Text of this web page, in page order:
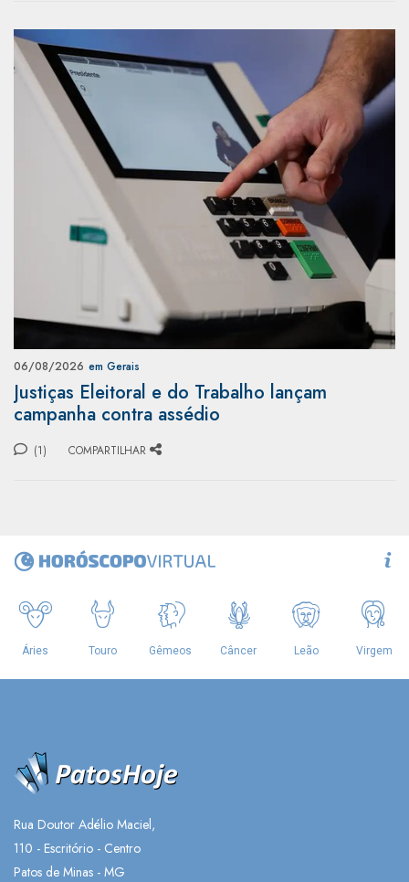
06/08/2026 em Gerais
Justiças Eleitoral e do Trabalho lançam
campanha contra assédio
(1) COMPARTILHAR
Rua Doutor Adélio Maciel,
110 - Escritório - Centro
Patos de Minas - MG